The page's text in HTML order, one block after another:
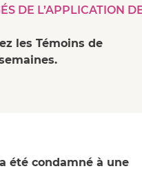
DE L’APPLICATION
les Témoins de
été condamné à une